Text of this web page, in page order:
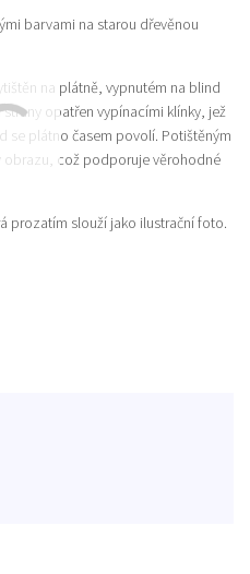
barvami na starou dřevěnou
na plátně, vypnutém na blind
opatřen vypínacími klínky, jež
se plátno časem povolí. Potištěným
obrazu, což podporuje věrohodné
prozatím slouží jako ilustrační foto.